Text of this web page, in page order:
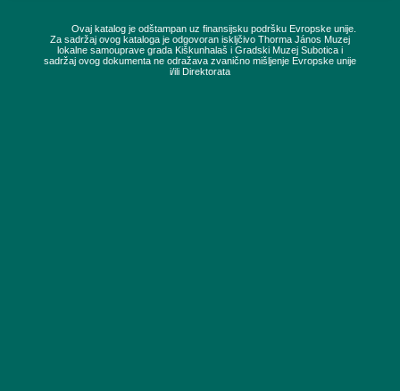
Ovaj katalog je odštampan uz finansijsku podršku Evropske unije.
Za sadržaj ovog kataloga je odgovoran iskljčivo Thorma János Muzej
lokalne samouprave grada Kiškunhalaš i Gradski Muzej Subotica i
sadržaj ovog dokumenta ne odražava zvanično mišljenje Evropske unije
i/ili Direktorata